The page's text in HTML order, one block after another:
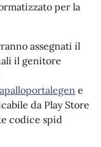
per la
assegnati il
il genitore
e
da Play Store
codice spid